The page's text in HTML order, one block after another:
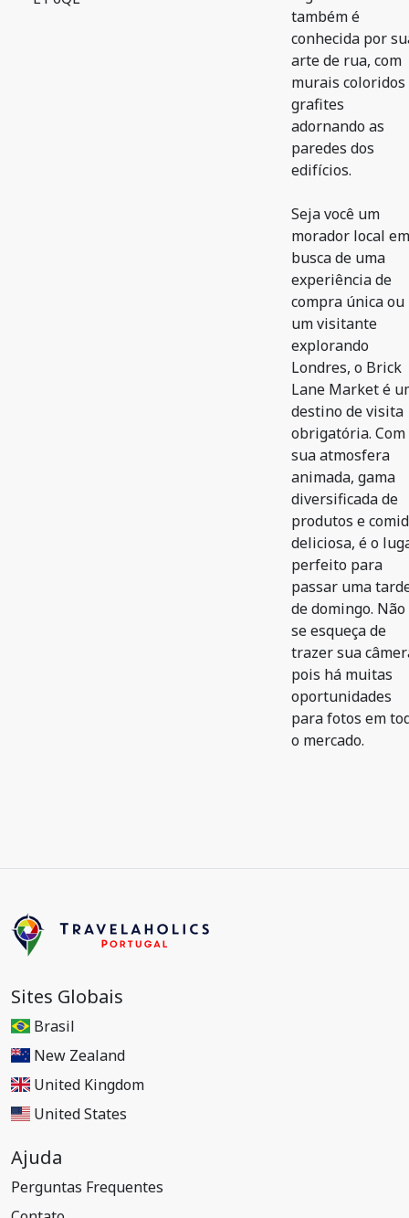
também é
conhecida por
arte de rua, com
murais coloridos
grafites
adornando as
paredes dos
edifícios.
Seja você um
morador local em
busca de uma
experiência de
compra única ou
um visitante
explorando
Londres, o Brick
Lane Market é
destino de visita
obrigatória. Com
sua atmosfera
animada, gama
diversificada de
produtos e
deliciosa, é o
perfeito para
passar uma
de domingo. Não
se esqueça de
trazer sua
pois há muitas
oportunidades
para fotos em
o mercado.
Sites Globais
Brasil
New Zealand
United Kingdom
United States
Ajuda
Perguntas Frequentes